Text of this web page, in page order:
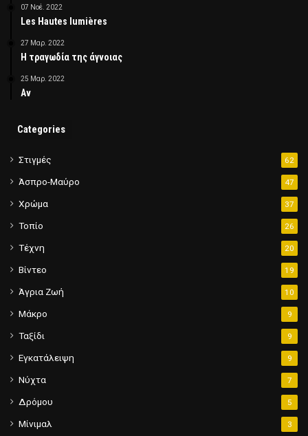
07 Νοέ. 2022
Les Hautes lumières
27 Μαρ. 2022
Η τραγωδία της άγνοιας
25 Μαρ. 2022
Αν
Categories
Στιγμές 62
Άσπρο-Μαύρο 47
Χρώμα 37
Τοπίο 26
Τέχνη 20
Βίντεο 19
Άγρια Ζωή 10
Μάκρο 9
Ταξίδι 9
Εγκατάλειψη 9
Νύχτα 7
Δρόμου 5
Μίνιμαλ 3